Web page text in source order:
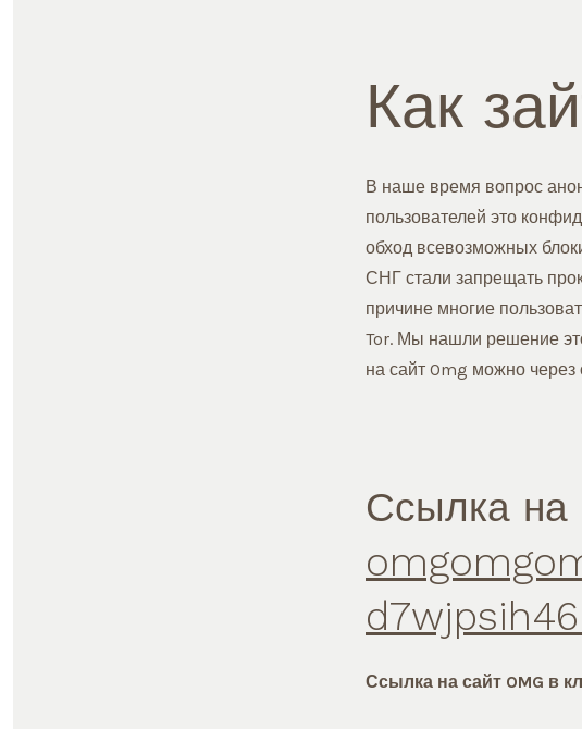
Как
В наше время вопрос
пользователей это
обход всевозможных
СНГ стали запрещать
причине многие
Tor. Мы нашли решение
на сайт Omg можно
Ссылка на
Ссылка на сайт OMG в